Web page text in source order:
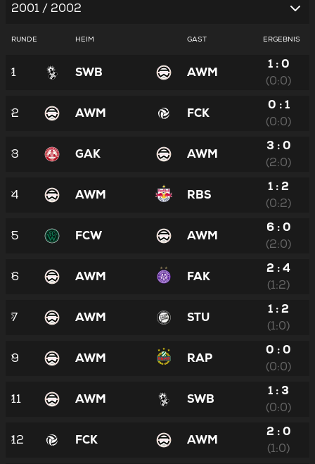
2001 / 2002
RUNDE HEIM GAST ERGEBNIS
1 SWB AWM
1 : 0
(0:0)
2 AWM FCK
0 : 1
(0:0)
3 GAK AWM
3 : 0
(2:0)
4 AWM RBS
1 : 2
(0:2)
5 FCW AWM
6 : 0
(2:0)
6 AWM FAK
2 : 4
(1:2)
7 AWM STU
1 : 2
(1:0)
9 AWM RAP
0 : 0
(0:0)
11 AWM SWB
1 : 3
(0:0)
12 FCK AWM
2 : 0
(1:0)